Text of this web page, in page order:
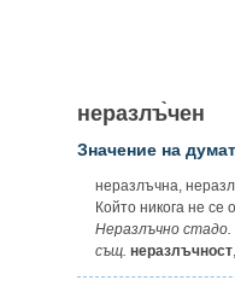
неразлъ̀чен
Значение на
неразлъчна,
Който никога не се
Неразлъчно стадо.
същ. неразлъчност